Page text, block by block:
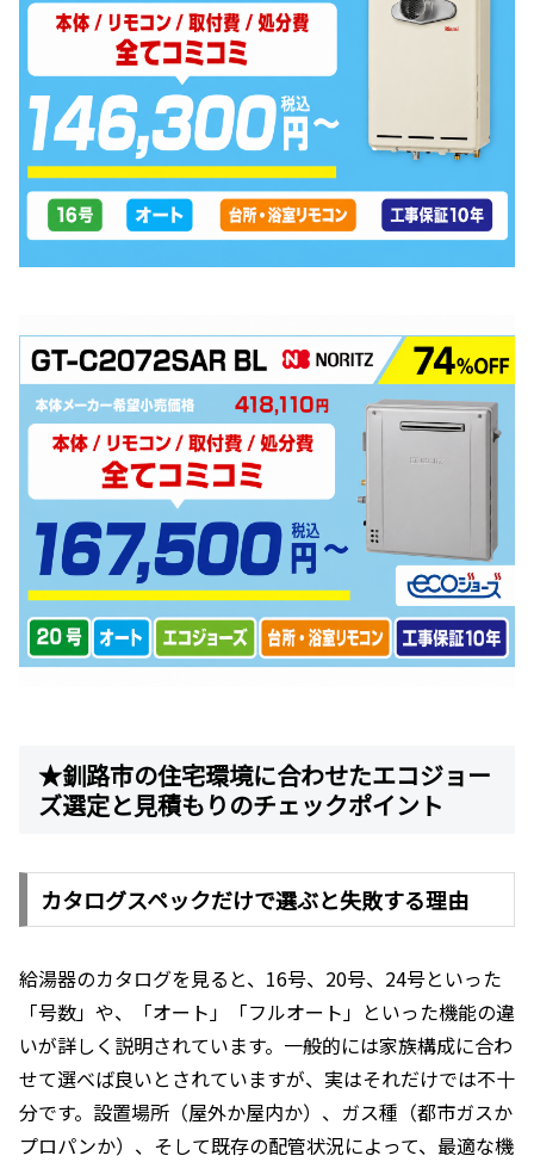
★釧路市の住宅環境に合わせたエコジョー
ズ選定と見積もりのチェックポイント
カタログスペックだけで選ぶと失敗する理由
給湯器のカタログを見ると、16号、20号、24号といった
「号数」や、「オート」「フルオート」といった機能の違
いが詳しく説明されています。一般的には家族構成に合わ
せて選べば良いとされていますが、実はそれだけでは不十
分です。設置場所（屋外か屋内か）、ガス種（都市ガスか
プロパンか）、そして既存の配管状況によって、最適な機